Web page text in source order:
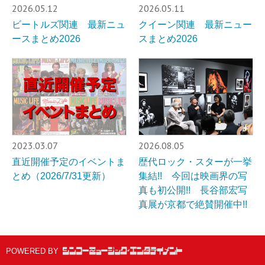
2026.05.12
ビートルズ関連 最新ニュ
ースまとめ2026
2026.05.11
クイーン関連 最新ニュー
スまとめ2026
2023.03.07
直近開催予定のイベントま
とめ（2026/7/31更新）
2026.08.05
歴代ロック・スターが一挙
集結!! 今回は映画界の写
真も初公開!! 長谷部宏写
真展が京都で絶賛開催中!!
POWERED BY